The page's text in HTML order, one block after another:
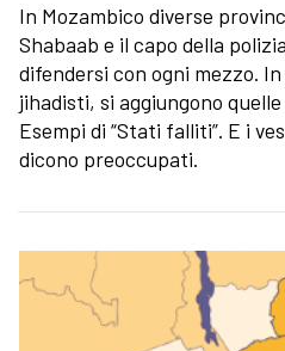
In Mozambico diverse
Shabaab e il capo della
difendersi con ogni mezzo.
jihadisti, si aggiungono
Esempi di “Stati falliti”. E i
dicono preoccupati.